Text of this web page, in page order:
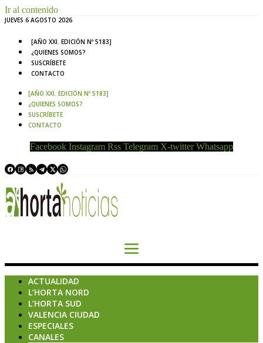
Ir al contenido
JUEVES 6 AGOSTO 2026
[AÑO XXI. EDICIÓN Nº 5183]
¿QUIENES SOMOS?
SUSCRÍBETE
CONTACTO
[AÑO XXI. EDICIÓN Nº 5183]
¿QUIENES SOMOS?
SUSCRÍBETE
CONTACTO
Facebook Instagram Rss Telegram X-twitter Whatsapp
ACTUALIDAD
L’HORTA NORD
L’HORTA SUD
VALENCIA CIUDAD
ESPECIALES
CANALES